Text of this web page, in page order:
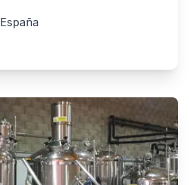
España